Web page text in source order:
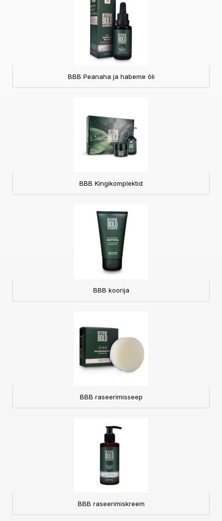
BBB Peanaha ja habeme õli
BBB Kingikomplektid
BBB koorija
BBB raseerimisseep
BBB raseerimiskreem